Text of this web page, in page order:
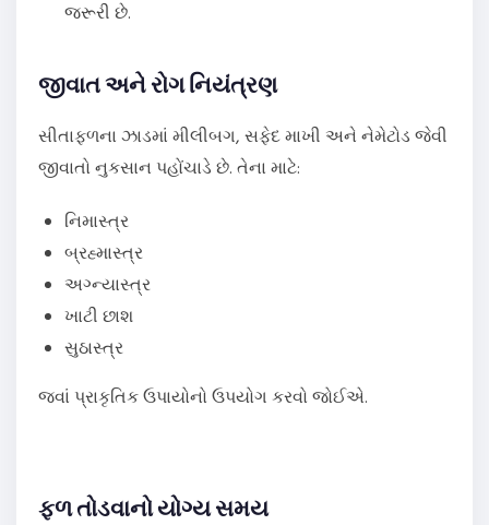
જરૂરી છે.
જીવાત અને રોગ નિયંત્રણ
સીતાફળના ઝાડમાં મીલીબગ, સફેદ માખી અને નેમેટોડ જેવી
જીવાતો નુકસાન પહોંચાડે છે. તેના માટે:
નિમાસ્ત્ર
બ્રહ્માસ્ત્ર
અગ્ન્યાસ્ત્ર
ખાટી છાશ
સુઠાસ્ત્ર
જવાં પ્રાકૃતિક ઉપાયોનો ઉપયોગ કરવો જોઈએ.
ફળ તોડવાનો યોગ્ય સમય